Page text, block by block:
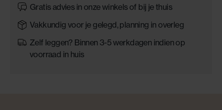
Gratis advies in onze winkels of bij je thuis
Vakkundig voor je gelegd, planning in overleg
Zelf leggen? Binnen 3-5 werkdagen indien op
voorraad in huis